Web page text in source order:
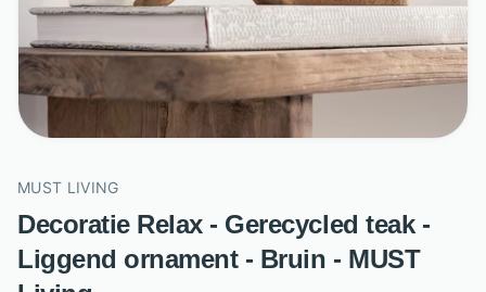
MUST LIVING
Decoratie Relax - Gerecycled teak -
Liggend ornament - Bruin - MUST